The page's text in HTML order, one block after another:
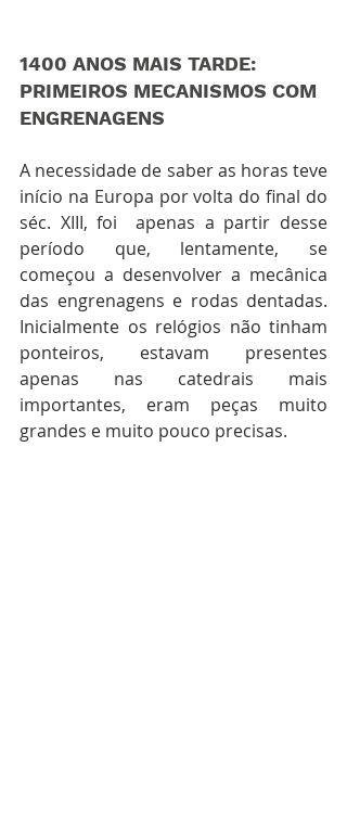
1400 ANOS MAIS TARDE:
PRIMEIROS MECANISMOS COM
ENGRENAGENS
A necessidade de saber as horas teve
início na Europa por volta do final do
séc. XIII, foi  apenas a partir desse
período que, lentamente, se
começou a desenvolver a mecânica
das engrenagens e rodas dentadas.
Inicialmente os relógios não tinham
ponteiros, estavam presentes
apenas nas catedrais mais
importantes, eram peças muito
grandes e muito pouco precisas.